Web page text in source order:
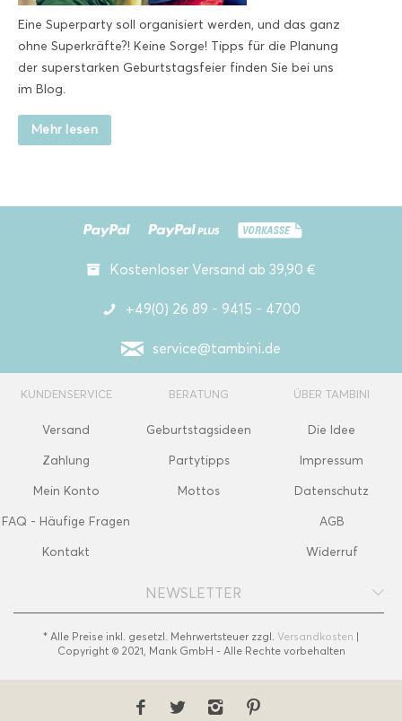
Eine Superparty soll organisiert werden, und das ganz
ohne Superkräfte?! Keine Sorge! Tipps für die Planung
der superstarken Geburtstagsfeier finden Sie bei uns
im Blog.
Mehr lesen
Kostenloser Versand ab 39,90 €
+49(0) 26 89 - 9415 - 4700
service@tambini.de
KUNDENSERVICE
Versand
Zahlung
Mein Konto
FAQ - Häufige Fragen
Kontakt
BERATUNG
Geburtstagsideen
Partytipps
Mottos
ÜBER TAMBINI
Die Idee
Impressum
Datenschutz
AGB
Widerruf
NEWSLETTER
* Alle Preise inkl. gesetzl. Mehrwertsteuer zzgl. Versandkosten |
Copyright © 2021, Mank GmbH - Alle Rechte vorbehalten